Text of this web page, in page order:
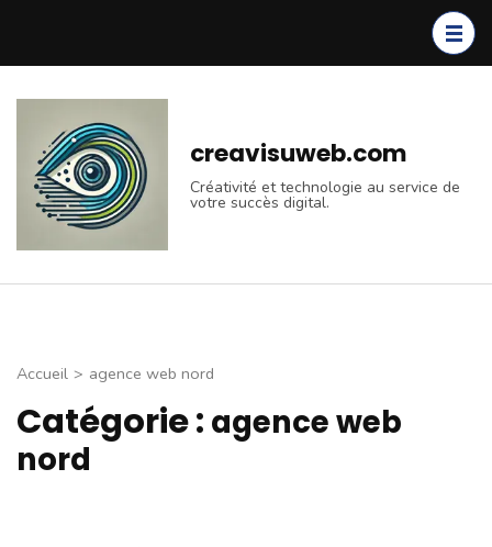
(Pressez
Entrée)
creavisuweb.com
Créativité et technologie au service de
votre succès digital.
Accueil > agence web nord
Catégorie : agence web
nord